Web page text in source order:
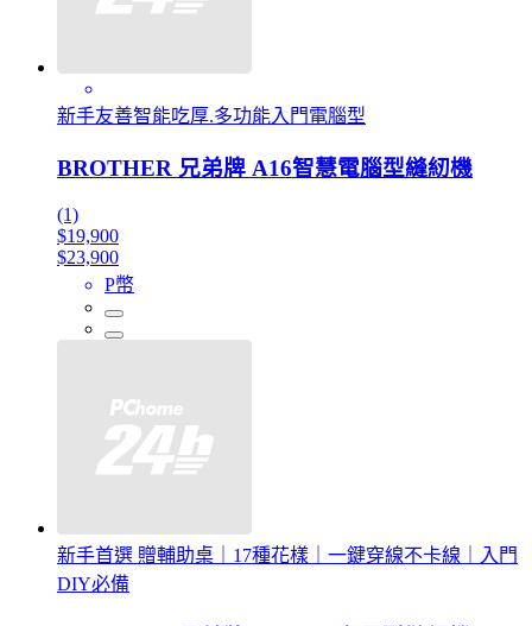
新手友善智能吃厚.多功能入門電腦型
BROTHER 兄弟牌 A16智慧電腦型縫紉機
(1)
$19,900
$23,900
P幣
新手首選 贈輔助桌｜17種花樣｜一鍵穿線不卡線｜入門
DIY必備